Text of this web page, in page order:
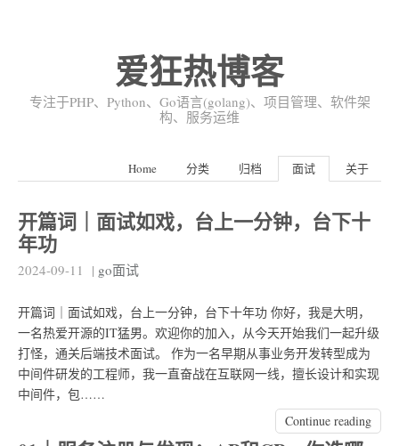
爱狂热博客
专注于PHP、Python、Go语言(golang)、项目管理、软件架
构、服务运维
Home 分类 归档 面试 关于
开篇词｜面试如戏，台上一分钟，台下十
年功
2024-09-11 | go面试
开篇词｜面试如戏，台上一分钟，台下十年功 你好，我是大明，
一名热爱开源的IT猛男。欢迎你的加入，从今天开始我们一起升级
打怪，通关后端技术面试。 作为一名早期从事业务开发转型成为
中间件研发的工程师，我一直奋战在互联网一线，擅长设计和实现
中间件，包……
Continue reading